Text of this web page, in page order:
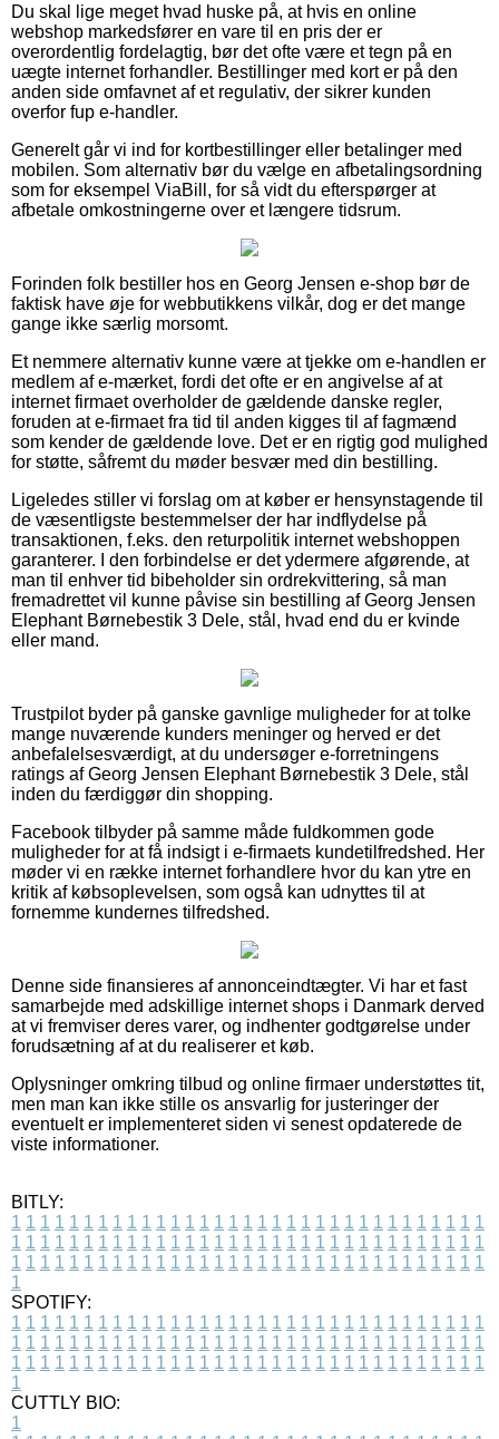
Du skal lige meget hvad huske på, at hvis en online
webshop markedsfører en vare til en pris der er
overordentlig fordelagtig, bør det ofte være et tegn på en
uægte internet forhandler. Bestillinger med kort er på den
anden side omfavnet af et regulativ, der sikrer kunden
overfor fup e-handler.
Generelt går vi ind for kortbestillinger eller betalinger med
mobilen. Som alternativ bør du vælge en afbetalingsordning
som for eksempel ViaBill, for så vidt du efterspørger at
afbetale omkostningerne over et længere tidsrum.
Forinden folk bestiller hos en Georg Jensen e-shop bør de
faktisk have øje for webbutikkens vilkår, dog er det mange
gange ikke særlig morsomt.
Et nemmere alternativ kunne være at tjekke om e-handlen er
medlem af e-mærket, fordi det ofte er en angivelse af at
internet firmaet overholder de gældende danske regler,
foruden at e-firmaet fra tid til anden kigges til af fagmænd
som kender de gældende love. Det er en rigtig god mulighed
for støtte, såfremt du møder besvær med din bestilling.
Ligeledes stiller vi forslag om at køber er hensynstagende til
de væsentligste bestemmelser der har indflydelse på
transaktionen, f.eks. den returpolitik internet webshoppen
garanterer. I den forbindelse er det ydermere afgørende, at
man til enhver tid bibeholder sin ordrekvittering, så man
fremadrettet vil kunne påvise sin bestilling af Georg Jensen
Elephant Børnebestik 3 Dele, stål, hvad end du er kvinde
eller mand.
Trustpilot byder på ganske gavnlige muligheder for at tolke
mange nuværende kunders meninger og herved er det
anbefalelsesværdigt, at du undersøger e-forretningens
ratings af Georg Jensen Elephant Børnebestik 3 Dele, stål
inden du færdiggør din shopping.
Facebook tilbyder på samme måde fuldkommen gode
muligheder for at få indsigt i e-firmaets kundetilfredshed. Her
møder vi en række internet forhandlere hvor du kan ytre en
kritik af købsoplevelsen, som også kan udnyttes til at
fornemme kundernes tilfredshed.
Denne side finansieres af annonceindtægter. Vi har et fast
samarbejde med adskillige internet shops i Danmark derved
at vi fremviser deres varer, og indhenter godtgørelse under
forudsætning af at du realiserer et køb.
Oplysninger omkring tilbud og online firmaer understøttes tit,
men man kan ikke stille os ansvarlig for justeringer der
eventuelt er implementeret siden vi senest opdaterede de
viste informationer.
BITLY:
1 1 1 1 1 1 1 1 1 1 1 1 1 1 1 1 1 1 1 1 1 1 1 1 1 1 1 1 1 1 1 1 1
1 1 1 1 1 1 1 1 1 1 1 1 1 1 1 1 1 1 1 1 1 1 1 1 1 1 1 1 1 1 1 1 1
1 1 1 1 1 1 1 1 1 1 1 1 1 1 1 1 1 1 1 1 1 1 1 1 1 1 1 1 1 1 1 1 1
1
SPOTIFY:
1 1 1 1 1 1 1 1 1 1 1 1 1 1 1 1 1 1 1 1 1 1 1 1 1 1 1 1 1 1 1 1 1
1 1 1 1 1 1 1 1 1 1 1 1 1 1 1 1 1 1 1 1 1 1 1 1 1 1 1 1 1 1 1 1 1
1 1 1 1 1 1 1 1 1 1 1 1 1 1 1 1 1 1 1 1 1 1 1 1 1 1 1 1 1 1 1 1 1
1
CUTTLY BIO:
1